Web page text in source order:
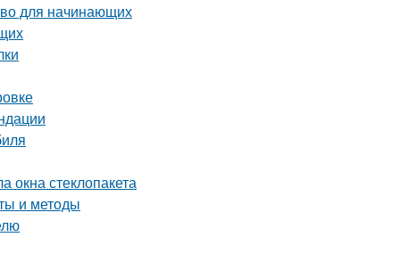
для начинающих
окна стеклопакета
и методы